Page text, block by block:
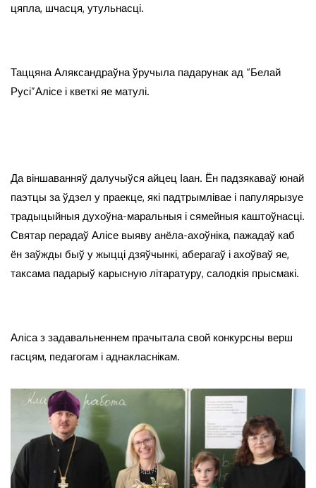
цяпла, шчасця, утульнасці.
Таццяна Аляксандраўна ўручыла падарунак ад “Белай
Русі”Алісе і кветкі яе матулі.
Да віншаванняў далучыўся айцец Іаан. Ён падзякаваў юнай
паэтцы за ўдзел у праекце, які падтрымлівае і папулярызуе
традыцыйныя духоўна-маральныя і сямейныя каштоўнасці.
Святар перадаў Алісе выяву анёла-ахоўніка, пажадаў каб
ён заўжды быў у жыцці дзяўчынкі, аберагаў і ахоўваў яе,
таксама падарыў карысную літаратуру, салодкія прысмакі.
Аліса з задавальненнем прачытала свой конкурсны верш
гасцям, педагогам і аднакласнікам.